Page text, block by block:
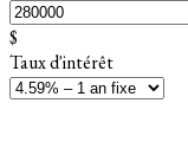
$
Taux d'intérêt